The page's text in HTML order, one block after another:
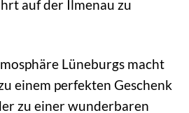
auf der Ilmenau zu
Lüneburgs macht
einem perfekten Geschenk
zu einer wunderbaren